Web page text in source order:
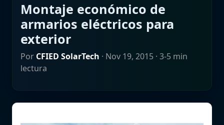
Montaje económico de
armarios eléctricos para
exterior
Por CFIED SolarTech · Nov 19, 2015 · 3-5 min
lectura